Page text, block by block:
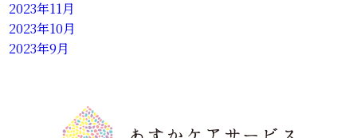
2023年11月
2023年10月
2023年9月